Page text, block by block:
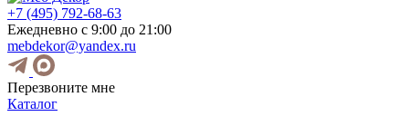
+7 (495) 792-68-63
Ежедневно с 9:00 до 21:00
mebdekor@yandex.ru
Перезвоните мне
Каталог